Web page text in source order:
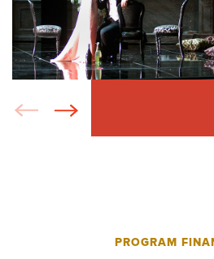
PROGRAM